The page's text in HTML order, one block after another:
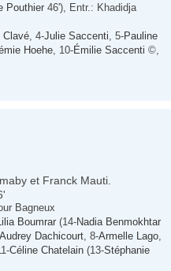
Pouthier 46'), Entr.: Khadidja
Clavé , 4-Julie Saccenti , 5-Pauline
Hoehe , 10-Émilie Saccenti ©,
et Franck Mauti.
Bagneux
Lilia Boumrar (14-Nadia Benmokhtar
Audrey Dachicourt , 8-Armelle Lago
Céline Chatelain (13-Stéphanie